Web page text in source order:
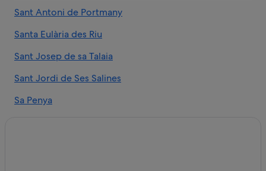
Nh Hotels en Ciudad de Ibiza
Albergues en Ciudad de Ibiza
Hoteles románticos en Ciudad de Ibiza
Hoteles cerca de Teatro Pereyra
Sant Antoni de Portmany
Santa Eulària des Riu
Sant Josep de sa Talaia
Sant Jordi de Ses Salines
Sa Penya